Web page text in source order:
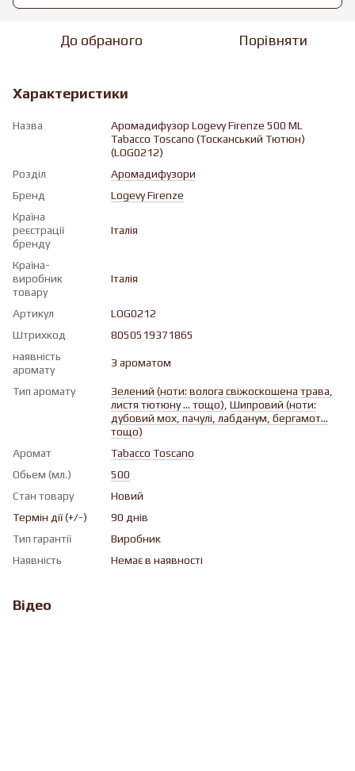
До обраного Порівняти
Характеристики
Назва
Аромадифузор Logevy Firenze 500 ML
Tabacco Toscano (Тосканський Тютюн)
(LOG0212)
Розділ
Аромадифузори
Бренд
Logevy Firenze
Країна
реєстрації
бренду
Італія
Країна-
виробник
товару
Італія
Артикул
LOG0212
Штрихкод
8050519371865
наявність
аромату
З ароматом
Тип аромату
Зелений (ноти: волога свіжоскошена трава,
листя тютюну ... тощо) Шипровий (ноти:
дубовий мох, пачулі, лабданум, бергамот...
тощо)
Аромат
Tabacco Toscano
Обьем (мл.)
500
Стан товару
Новий
Термін дії (+/-)
90 днів
Тип гарантії
Виробник
Наявність
Немає в наявності
Відео